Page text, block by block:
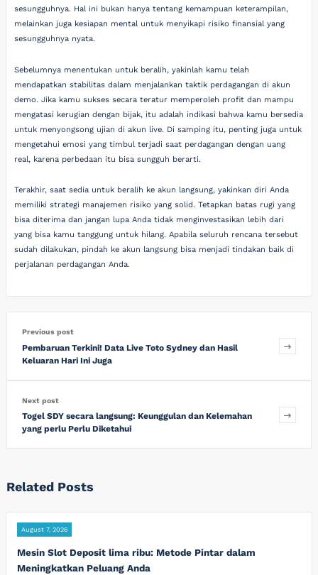
sesungguhnya. Hal ini bukan hanya tentang kemampuan keterampilan,
melainkan juga kesiapan mental untuk menyikapi risiko finansial yang
sesungguhnya nyata.
Sebelumnya menentukan untuk beralih, yakinlah kamu telah
mendapatkan stabilitas dalam menjalankan taktik perdagangan di akun
demo. Jika kamu sukses secara teratur memperoleh profit dan mampu
mengatasi kerugian dengan bijak, itu adalah indikasi bahwa kamu bersedia
untuk menyongsong ujian di akun live. Di samping itu, penting juga untuk
mengetahui emosi yang timbul terjadi saat perdagangan dengan uang
real, karena perbedaan itu bisa sungguh berarti.
Terakhir, saat sedia untuk beralih ke akun langsung, yakinkan diri Anda
memiliki strategi manajemen risiko yang solid. Tetapkan batas rugi yang
bisa diterima dan jangan lupa Anda tidak menginvestasikan lebih dari
yang bisa kamu tanggung untuk hilang. Apabila seluruh rencana tersebut
sudah dilakukan, pindah ke akun langsung bisa menjadi tindakan baik di
perjalanan perdagangan Anda.
Previous post
Pembaruan Terkini! Data Live Toto Sydney dan Hasil
Keluaran Hari Ini Juga
Next post
Togel SDY secara langsung: Keunggulan dan Kelemahan
yang perlu Perlu Diketahui
Related Posts
August 7, 2026
Mesin Slot Deposit lima ribu: Metode Pintar dalam
Meningkatkan Peluang Anda